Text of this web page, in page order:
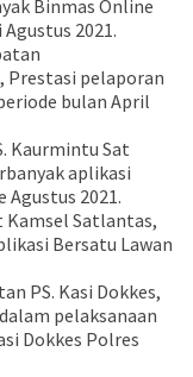
Binmas Online
2021.
Prestasi pelaporan
bulan April
Kaurmintu Sat
aplikasi
Agustus 2021.
Kamsel Satlantas,
Bersatu Lawan
PS. Kasi Dokkes,
pelaksanaan
Dokkes Polres